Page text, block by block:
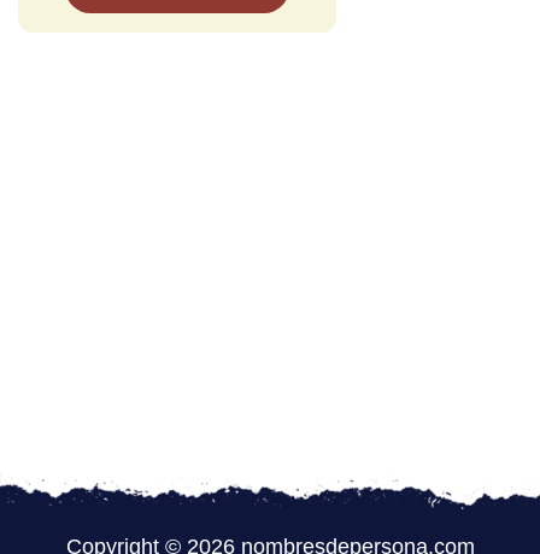
Copyright © 2026 nombresdepersona.com